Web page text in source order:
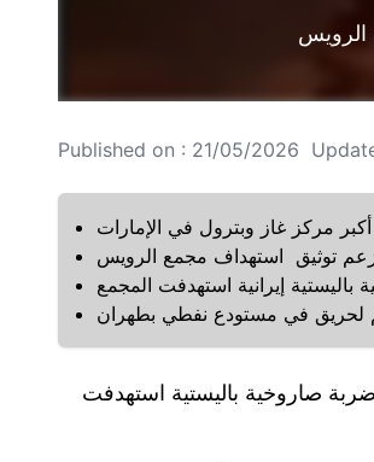
الرويس
Published on : 21/05/2026
مركز غاز وبترول في الإمارات
توثيق استهداف مجمع الرويس
إيرانية استهدفت المجمع
لحريق في مستودع نفطي بطهران
صاروخية باليستية استهدفت